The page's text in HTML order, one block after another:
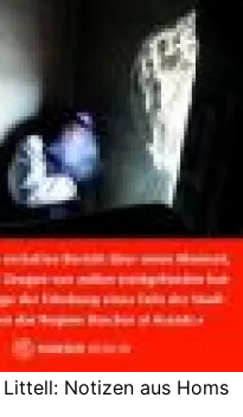
Notizen aus Homs